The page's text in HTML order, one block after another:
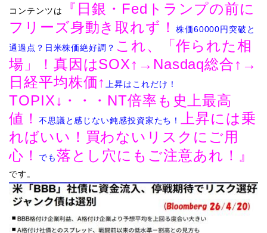
コンテンツは
『日銀・Fedトランプの前に
フリーズ身動き取れず！
株価60000円突破と
通過点？日米株価絶好調？ これ、「作られた相
場」！真因はSOX↑→Nasdaq総合↑→
日経平均株価↑
上昇はこれだけ！
TOPIX↓・・・NT倍率も史上最高
値！
不思議と感じない鈍感投資家たち！
上昇には乗
ればいい！買わないリスクにご用
心！
でも落とし穴にもご注意あれ！ ​​​​​​​​​​​​​​​​​​​​​​​​​​​​』
です。